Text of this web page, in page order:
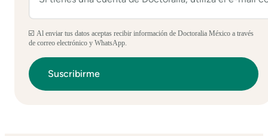
☑️ Al enviar tus datos aceptas recibir información de Doctoralia México a través
de correo electrónico y WhatsApp.